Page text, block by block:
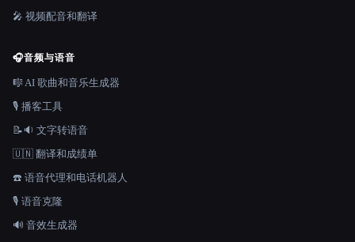
🎤 视频配音和翻译
🎧音频与语音
🎼 AI 歌曲和音乐生成器
🎙️ 播客工具
📝🔉 文字转语音
🇺🇳 翻译和成绩单
☎️ 语音代理和电话机器人
🎙️ 语音克隆
🔊 音效生成器